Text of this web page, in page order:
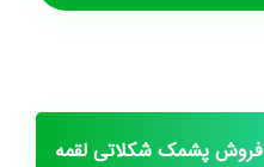
فروش پشمک شکلاتی لقمه